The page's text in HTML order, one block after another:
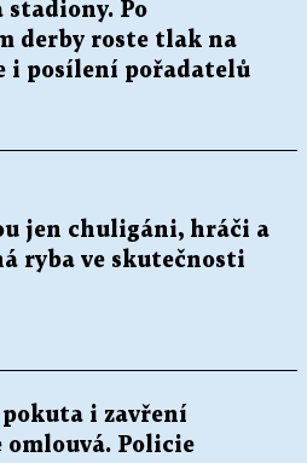
Po
derby roste tlak na
i posílení pořadatelů
jen chuligáni, hráči a
ryba ve skutečnosti
i zavření
omlouvá. Policie